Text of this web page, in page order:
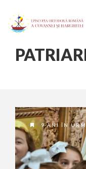
9 ANI ÎN